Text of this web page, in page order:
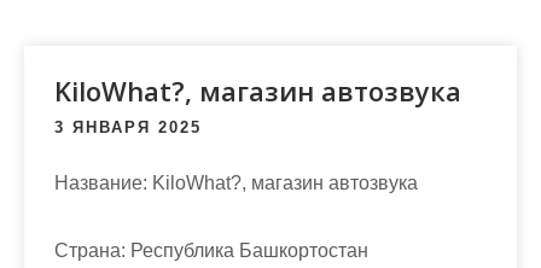
KiloWhat?, магазин автозвука
3 ЯНВАРЯ 2025
Название: KiloWhat?, магазин автозвука
Страна: Республика Башкортостан